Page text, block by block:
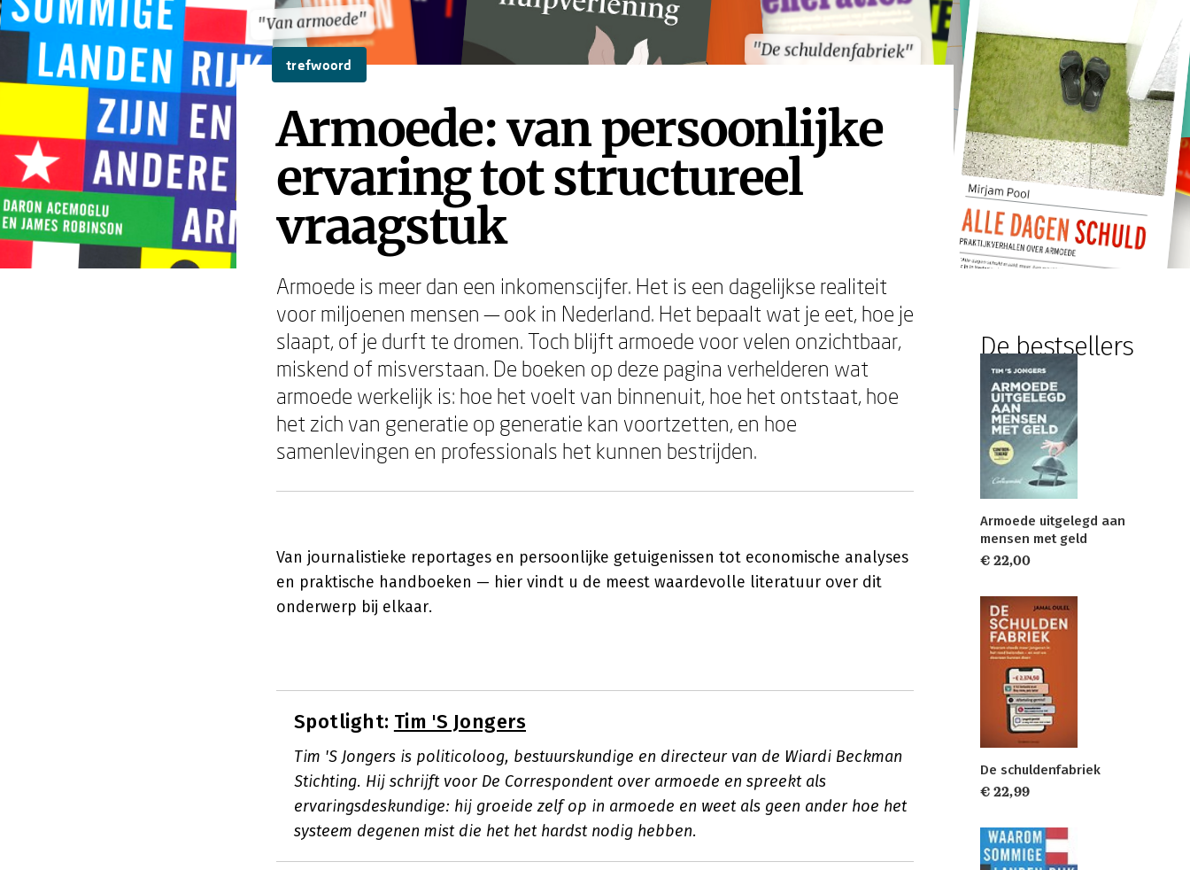
"Van armoede"
"De schuldenfabriek"
"Van armoede"
"De schuldenfabriek"
trefwoord
Armoede: van persoonlijke
ervaring tot structureel
vraagstuk
Armoede is meer dan een inkomenscijfer. Het is een dagelijkse realiteit
voor miljoenen mensen — ook in Nederland. Het bepaalt wat je eet, hoe je
slaapt, of je durft te dromen. Toch blijft armoede voor velen onzichtbaar,
miskend of misverstaan. De boeken op deze pagina verhelderen wat
armoede werkelijk is: hoe het voelt van binnenuit, hoe het ontstaat, hoe
het zich van generatie op generatie kan voortzetten, en hoe
samenlevingen en professionals het kunnen bestrijden.
Van journalistieke reportages en persoonlijke getuigenissen tot economische analyses
en praktische handboeken — hier vindt u de meest waardevolle literatuur over dit
onderwerp bij elkaar.
Spotlight: Tim 'S Jongers
Tim 'S Jongers is politicoloog, bestuurskundige en directeur van de Wiardi Beckman
Stichting. Hij schrijft voor De Correspondent over armoede en spreekt als
ervaringsdeskundige: hij groeide zelf op in armoede en weet als geen ander hoe het
systeem degenen mist die het het hardst nodig hebben.
De bestsellers
Armoede uitgelegd aan
mensen met geld
€ 22,00
De schuldenfabriek
€ 22,99